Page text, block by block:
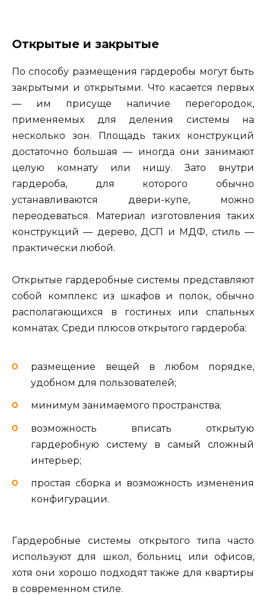
Открытые и закрытые
По способу размещения гардеробы могут быть
закрытыми и открытыми. Что касается первых
— им присуще наличие перегородок,
применяемых для деления системы на
несколько зон. Площадь таких конструкций
достаточно большая — иногда они занимают
целую комнату или нишу. Зато внутри
гардероба, для которого обычно
устанавливаются двери-купе, можно
переодеваться. Материал изготовления таких
конструкций — дерево, ДСП и МДФ, стиль —
практически любой.
Открытые гардеробные системы представляют
собой комплекс из шкафов и полок, обычно
располагающихся в гостиных или спальных
комнатах. Среди плюсов открытого гардероба:
размещение вещей в любом порядке,
удобном для пользователей;
минимум занимаемого пространства;
возможность вписать открытую
гардеробную систему в самый сложный
интерьер;
простая сборка и возможность изменения
конфигурации.
Гардеробные системы открытого типа часто
используют для школ, больниц или офисов,
хотя они хорошо подходят также для квартиры
в современном стиле.